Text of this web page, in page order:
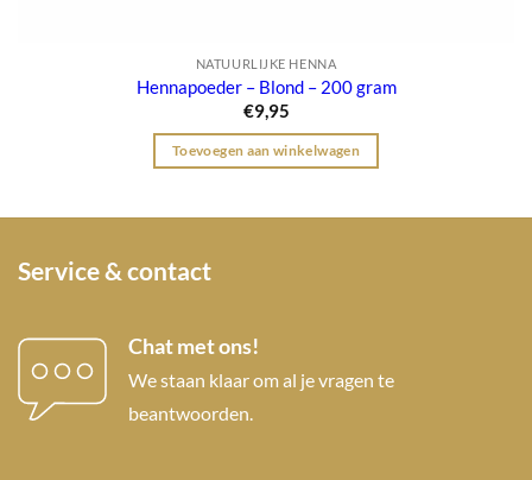
NATUURLIJKE HENNA
Hennapoeder – Blond – 200 gram
€9,95
Toevoegen aan winkelwagen
Service & contact
Chat met ons!
We staan klaar om al je vragen te
beantwoorden.